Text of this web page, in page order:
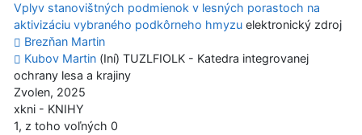
Vplyv stanovištných podmienok v lesných porastoch na
aktivizáciu vybraného podkôrneho hmyzu elektronický zdroj
Brezňan Martin
Kubov Martin (Iní) TUZLFIOLK - Katedra integrovanej
ochrany lesa a krajiny
Zvolen, 2025
xkni - KNIHY
1, z toho voľných 0